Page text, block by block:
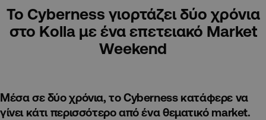
Το Cyberness γιορτάζει δύο χρόνια
στο Kolla με ένα επετειακό Market
Weekend
Μέσα σε δύο χρόνια, το Cyberness κατάφερε να
γίνει κάτι περισσότερο από ένα θεματικό market.